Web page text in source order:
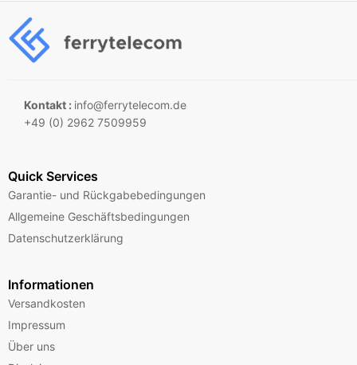
Kontakt : info@ferrytelecom.de
+49 (0) 2962 7509959
Quick Services
Garantie- und Rückgabebedingungen
Allgemeine Geschäftsbedingungen
Datenschutzerklärung
Informationen
Versandkosten
Impressum
Über uns